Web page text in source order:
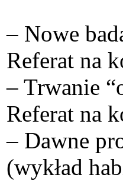
– Nowe
Referat na
– Trwanie
Referat na
– Dawne
(wykład